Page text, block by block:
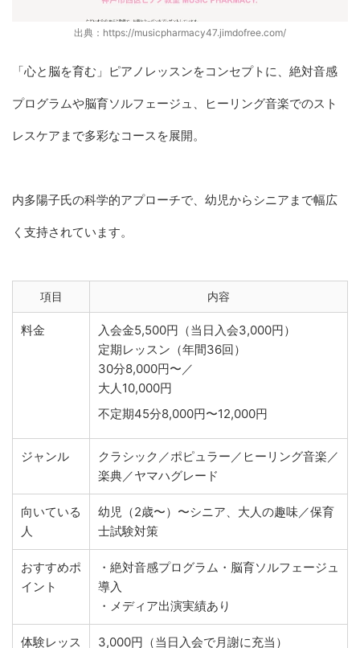
出典：https://musicpharmacy47.jimdofree.com/
「心と脳を育む」ピアノレッスンをコンセプトに、絶対音感
プログラムや脳育ソルフェージュ、ヒーリング音楽でのスト
レスケアまで多彩なコースを展開。
内多陽子氏の科学的アプローチで、幼児からシニアまで幅広
く支持されています。
項目 内容
料金
入会金5,500円（当日入会3,000円）
定期レッスン（年間36回）
30分8,000円〜／
大人10,000円
不定期45分8,000円〜12,000円
ジャンル
クラシック／ポピュラー／ヒーリング音楽／
楽典／ヤマハグレード
向いている
人
幼児（2歳〜）〜シニア、大人の趣味／保育
士試験対策
おすすめポ
イント
・絶対音感プログラム・脳育ソルフェージュ
導入
・メディア出演実績あり
体験レッス 3,000円（当日入会で月謝に充当）